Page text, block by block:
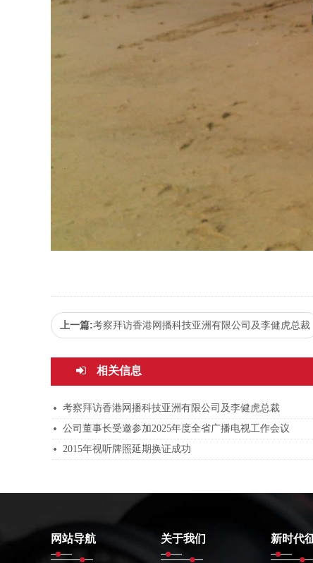
上一篇:考察拜访香港网播科技亚洲有限公司及李健虎总裁
相关信息
考察拜访香港网播科技亚洲有限公司及李健虎总裁
公司董事长受邀参加2025年度全省广播电视工作会议
2015年视听牌照延期换证成功
网站导航 关于我们 新时代